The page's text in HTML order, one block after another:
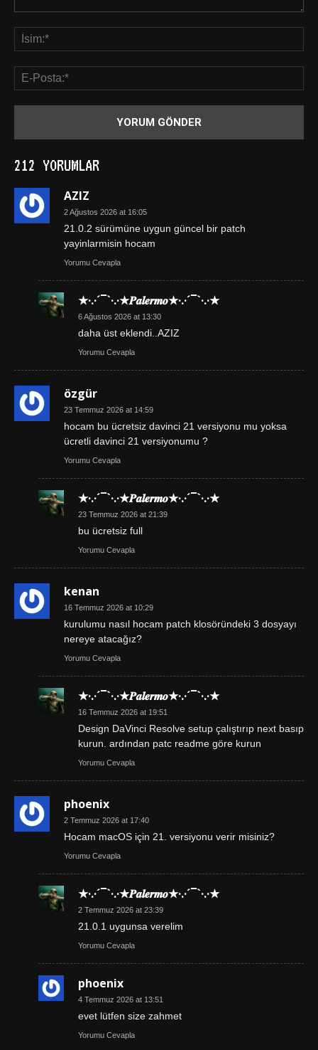
212 YORUMLAR
AZIZ
2 Ağustos 2026 at 16:05
21.0.2 sürümüne uygun güncel bir patch
yayinlarmisin hocam
Yorumu Cevapla
★·.·´¯`·.·★𝑷𝒂𝒍𝒆𝒓𝒎𝒐★·.·´¯`·.·★
6 Ağustos 2026 at 13:30
daha üst eklendi..AZIZ
Yorumu Cevapla
özgür
23 Temmuz 2026 at 14:59
hocam bu ücretsiz davinci 21 versiyonu mu yoksa
ücretli davinci 21 versiyonumu ?
Yorumu Cevapla
★·.·´¯`·.·★𝑷𝒂𝒍𝒆𝒓𝒎𝒐★·.·´¯`·.·★
23 Temmuz 2026 at 21:39
bu ücretsiz full
Yorumu Cevapla
kenan
16 Temmuz 2026 at 10:29
kurulumu nasıl hocam patch klosöründeki 3 dosyayı
nereye atacağız?
Yorumu Cevapla
★·.·´¯`·.·★𝑷𝒂𝒍𝒆𝒓𝒎𝒐★·.·´¯`·.·★
16 Temmuz 2026 at 19:51
Design DaVinci Resolve setup çalıştırıp next basıp
kurun. ardından patc readme göre kurun
Yorumu Cevapla
phoenix
2 Temmuz 2026 at 17:40
Hocam macOS için 21. versiyonu verir misiniz?
Yorumu Cevapla
★·.·´¯`·.·★𝑷𝒂𝒍𝒆𝒓𝒎𝒐★·.·´¯`·.·★
2 Temmuz 2026 at 23:39
21.0.1 uygunsa verelim
Yorumu Cevapla
phoenix
4 Temmuz 2026 at 13:51
evet lütfen size zahmet
Yorumu Cevapla